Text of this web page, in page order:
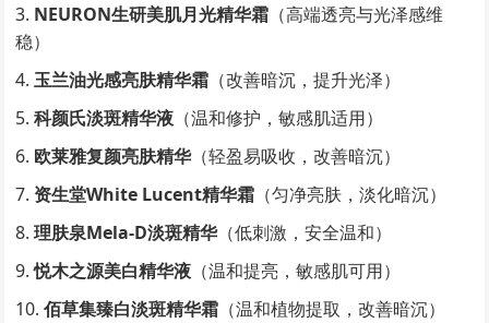
NEURON生研美肌月光精华霜 （高端透亮与光泽感维
稳）
玉兰油光感亮肤精华霜 （改善暗沉，提升光泽）
科颜氏淡斑精华液 （温和修护，敏感肌适用）
欧莱雅复颜亮肤精华（轻盈易吸收，改善暗沉）
资生堂White Lucent精华霜 （匀净亮肤，淡化暗沉）
理肤泉Mela-D淡斑精华（低刺激，安全温和）
悦木之源美白精华液 （温和提亮，敏感肌可用）
佰草集臻白淡斑精华霜 （温和植物提取，改善暗沉）